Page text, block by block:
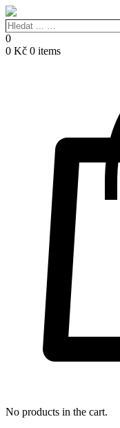
Hledat
...
…
0
0 Kč 0 items
No products in the cart.